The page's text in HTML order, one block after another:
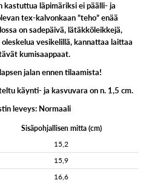
kastuttua läpimäriksi ei päälli- ja
tex-kalvonkaan ”teho” enää
on sadepäivä, lätäkköleikkejä,
vesikelillä, kannattaa laittaa
kumisaappaat.
jalan ennen tilaamista!
käynti- ja kasvuvara on n. 1,5 cm.
leveys: Normaali
Sisäpohjallisen mitta (cm)
15,2
15,9
16,6